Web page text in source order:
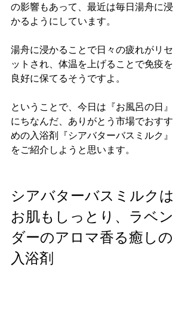
の影響もあって、最近は毎日湯舟に浸
かるようにしています。
湯舟に浸かることで日々の疲れがリセ
ットされ、体温を上げることで免疫を
良好に保てるそうですよ。
ということで、今日は『お風呂の日』
にちなんだ、ありがとう市場でおすす
めの入浴剤『シアバターバスミルク』
をご紹介しようと思います。
シアバターバスミルクは
お肌もしっとり、ラベン
ダーのアロマ香る癒しの
入浴剤